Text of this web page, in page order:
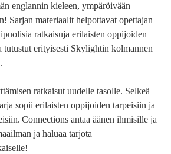
englannin kieleen, ympäröivään
Sarjan materiaalit helpottavat opettajan
ratkaisuja erilaisten oppijoiden
tutustut erityisesti Skylightin kolmannen
ratkaisut uudelle tasolle. Selkeä
sopii erilaisten oppijoiden tarpeisiin ja
Connections antaa äänen ihmisille ja
ja haluaa tarjota